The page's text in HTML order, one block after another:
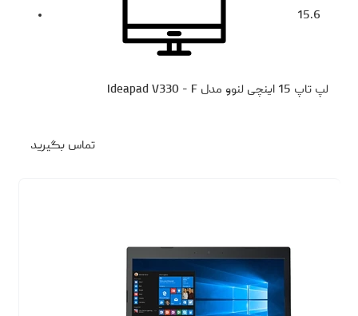
15.6
لپ تاپ 15 اینچی لنوو مدل Ideapad V330 - F
تماس بگیرید